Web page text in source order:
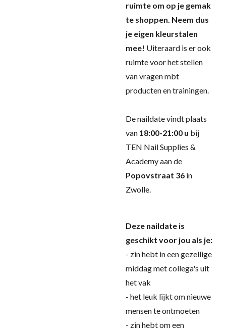
ruimte om op je gemak
te shoppen. Neem dus
je eigen kleurstalen
mee! Uiteraard is er ook
ruimte voor het stellen
van vragen mbt
producten en trainingen.
De naildate vindt plaats
van 18:00-21:00 u bij
TEN Nail Supplies &
Academy aan de
Popovstraat 36 in
Zwolle.
Deze naildate is
geschikt voor jou als je:
- zin hebt in een gezellige
middag met collega's uit
het vak
- het leuk lijkt om nieuwe
mensen te ontmoeten
- zin hebt om een